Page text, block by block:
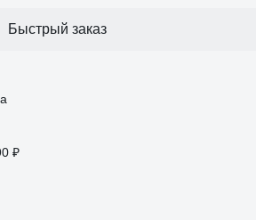
Быстрый заказ
₽